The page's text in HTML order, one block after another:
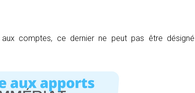
comptes, ce dernier ne peut pas être désigné